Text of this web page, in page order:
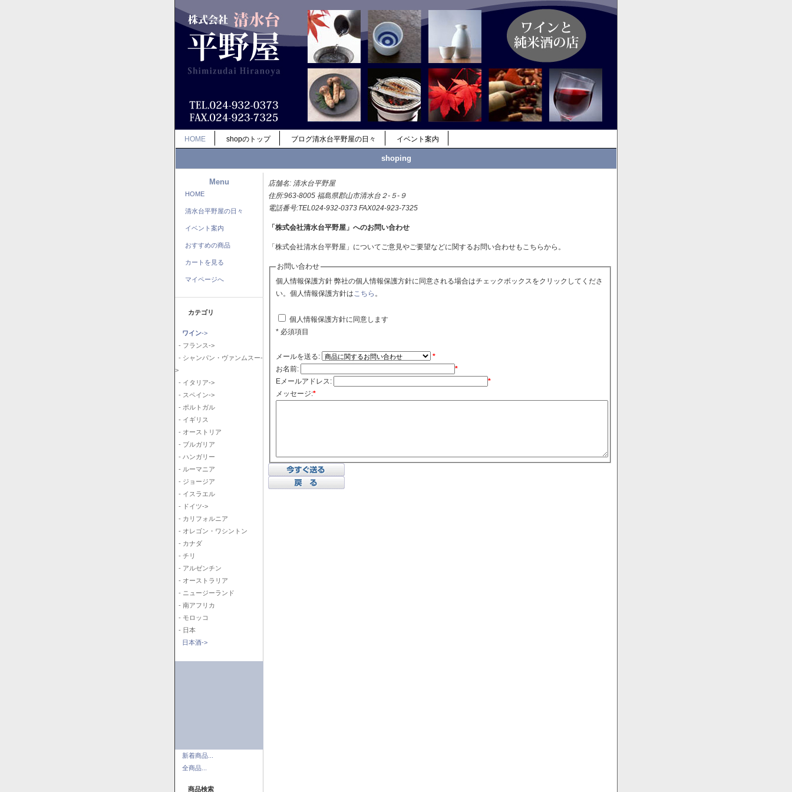
HOME shopのトップ ブログ清水台平野屋の日々 イベント案内
shoping
Menu
HOME
清水台平野屋の日々
イベント案内
おすすめの商品
カートを見る
マイページへ
カテゴリ
ワイン->
- フランス->
- シャンパン・ヴァンムスー-
>
- イタリア->
- スペイン->
- ポルトガル
- イギリス
- オーストリア
- ブルガリア
- ハンガリー
- ルーマニア
- ジョージア
- イスラエル
- ドイツ->
- カリフォルニア
- オレゴン・ワシントン
- カナダ
- チリ
- アルゼンチン
- オーストラリア
- ニュージーランド
- 南アフリカ
- モロッコ
- 日本
日本酒->
新着商品...
全商品...
商品検索
店舗名: 清水台平野屋
住所:963-8005 福島県郡山市清水台２-５-９
電話番号:TEL024-932-0373 FAX024-923-7325
「株式会社清水台平野屋」へのお問い合わせ
「株式会社清水台平野屋」についてご意見やご要望などに関するお問い合わせもこちらから。
お問い合わせ
個人情報保護方針 弊社の個人情報保護方針に同意される場合はチェックボックスをクリックしてくださ
い。個人情報保護方針はこちら 。
個人情報保護方針に同意します
* 必須項目
メールを送る:
*
お名前:
*
Eメールアドレス:
*
メッセージ:*